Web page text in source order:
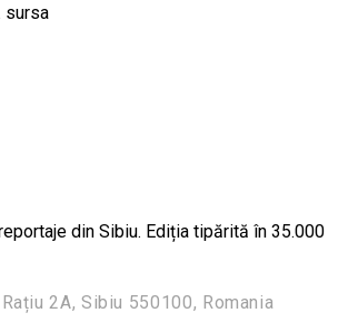
sursa
din Sibiu. Ediția tipărită în 35.000
2A, Sibiu 550100, Romania